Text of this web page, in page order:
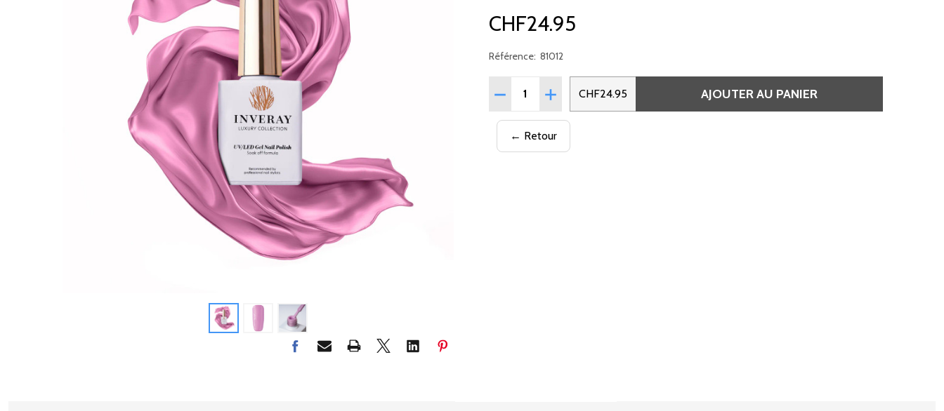
CHF24.95
Référence: 81012
Quantité:
RÉDUIRE LA QUANTITÉ DE VERNIS SEMI-PERMANENT UV/LED INVERAY 10 ML – 012
AUGMENTER LA QUANTITÉ DE VERNIS SEMI-PERMANENT UV/LED INVERAY
CHF24.95 AJOUTER AU PANIER
← Retour